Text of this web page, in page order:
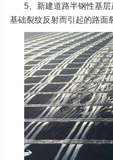
5、新建道路半钢性基
基础裂纹反射而引起的路面